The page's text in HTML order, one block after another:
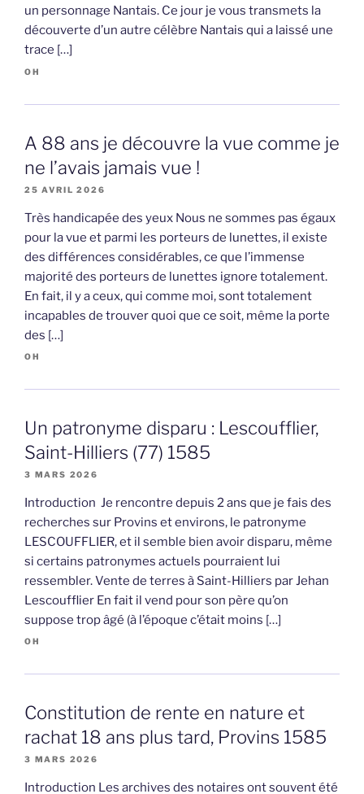
un personnage Nantais. Ce jour je vous transmets la
découverte d’un autre célèbre Nantais qui a laissé une
trace […]
OH
A 88 ans je découvre la vue comme je
ne l’avais jamais vue !
25 AVRIL 2026
Très handicapée des yeux Nous ne sommes pas égaux
pour la vue et parmi les porteurs de lunettes, il existe
des différences considérables, ce que l’immense
majorité des porteurs de lunettes ignore totalement.
En fait, il y a ceux, qui comme moi, sont totalement
incapables de trouver quoi que ce soit, même la porte
des […]
OH
Un patronyme disparu : Lescoufflier,
Saint-Hilliers (77) 1585
3 MARS 2026
Introduction Je rencontre depuis 2 ans que je fais des
recherches sur Provins et environs, le patronyme
LESCOUFFLIER, et il semble bien avoir disparu, même
si certains patronymes actuels pourraient lui
ressembler. Vente de terres à Saint-Hilliers par Jehan
Lescoufflier En fait il vend pour son père qu’on
suppose trop âgé (à l’époque c’était moins […]
OH
Constitution de rente en nature et
rachat 18 ans plus tard, Provins 1585
3 MARS 2026
Introduction Les archives des notaires ont souvent été